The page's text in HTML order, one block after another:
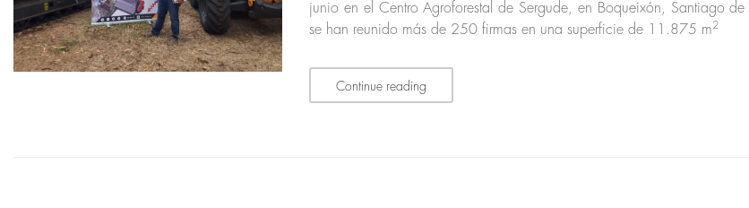
junio en el Centro Agroforestal de Sergude, en Boqueixón, Santiago
se han reunido más de 250 firmas en una superficie de 11.875 m2
Continue reading